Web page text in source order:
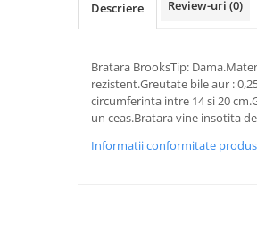
Descriere Review-uri (0)
Bratara BrooksTip:
rezistent.Greutate bile aur :
circumferinta intre 14 si 20
un ceas.Bratara vine insotita
Informatii conformitate produs